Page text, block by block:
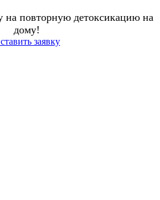
на повторную детоксикацию на
дому!
заявку